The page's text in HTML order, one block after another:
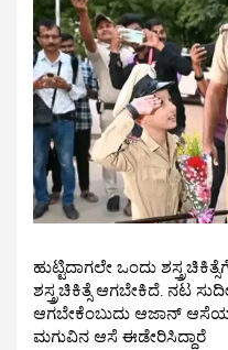
ಹುಟ್ಟಿದಾಗಲೇ ಒಂದು
ಶಸ್ತ್ರಚಿಕಿತ್ಸೆ ಆಗಬೇಕಿದೆ. ನಟ
ಆಗಬೇಕೆಂಬುದು ಆಜಾನ್
ಮಗುವಿನ ಆಸೆ ಈಡೇರಿಸಿದ್ದಾರೆ